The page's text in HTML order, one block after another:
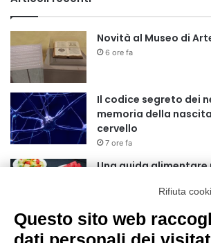
Novità al Museo di
6 ore fa
Il codice segreto dei
memoria della
cervello
7 ore fa
Una guida
portare in tavola a
Basket Torino guarda
Rifiuta
Questo sito web